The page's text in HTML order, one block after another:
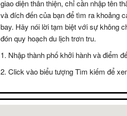
giao diện thân thiện, chỉ cần nhập tên
và đích đến của bạn để tìm ra khoảng
bay. Hãy nói lời tạm biệt với sự không
đón quy hoạch du lịch trơn tru.
Nhập thành phố khởi hành và điểm
Click vào biểu tượng Tìm kiếm để